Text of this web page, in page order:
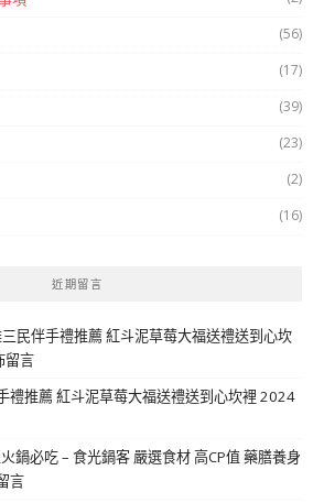
(56)
(17)
(39)
(23)
(2)
(16)
近期留言
民伴手禮推薦 紅斗泥草莓大福送禮送到心坎
留言
禮推薦 紅斗泥草莓大福送禮送到心坎裡 2024
鍋必吃 – 食光鍋客 嚴選食材 高CP值 藥膳養身
言